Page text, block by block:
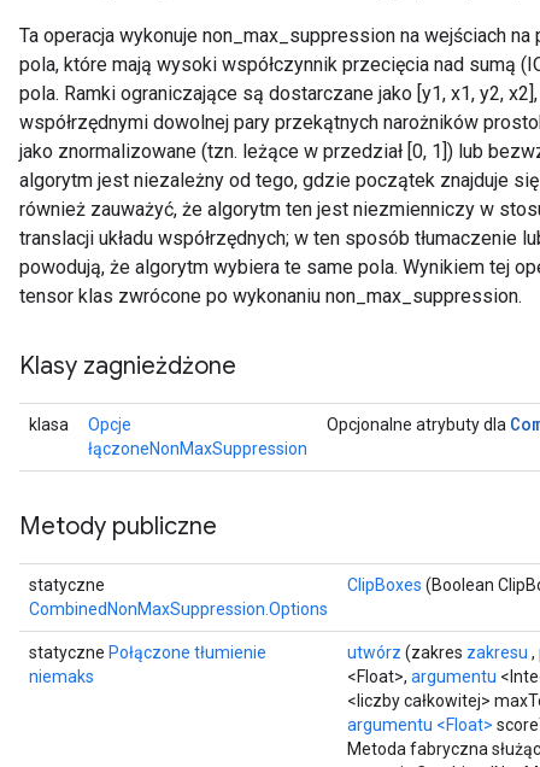
Ta operacja wykonuje non_max_suppression na wejściach
pola, które mają wysoki współczynnik przecięcia nad sumą
pola. Ramki ograniczające są dostarczane jako [y1, x1, y2,
współrzędnymi dowolnej pary przekątnych narożników
jako znormalizowane (tzn. leżące w przedział [0, 1]) lub
algorytm jest niezależny od tego, gdzie początek znajduje
również zauważyć, że algorytm ten jest niezmienniczy w
translacji układu współrzędnych; w ten sposób tłumaczenie
powodują, że algorytm wybiera te same pola. Wynikiem tej
tensor klas zwrócone po wykonaniu non_max_suppression.
Klasy zagnieżdżone
klasa
Opcje
łączoneNonMaxSuppression
Opcjonalne atrybuty dla
Metody publiczne
statyczne
CombinedNonMaxSuppression.Options
ClipBoxes (Boolean
statyczne Połączone tłumienie
niemaks
utwórz (zakres zakresu ,
<Float>, argumentu
<liczby całkowitej>
argumentu <Float>
Metoda fabryczna